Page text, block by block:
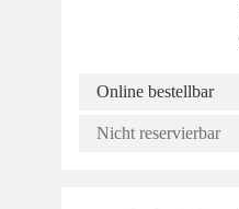
Online bestellbar
Nicht reservierbar